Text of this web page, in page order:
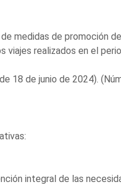
medidas de promoción
realizados en el
18 de junio de 2024).
integral de las